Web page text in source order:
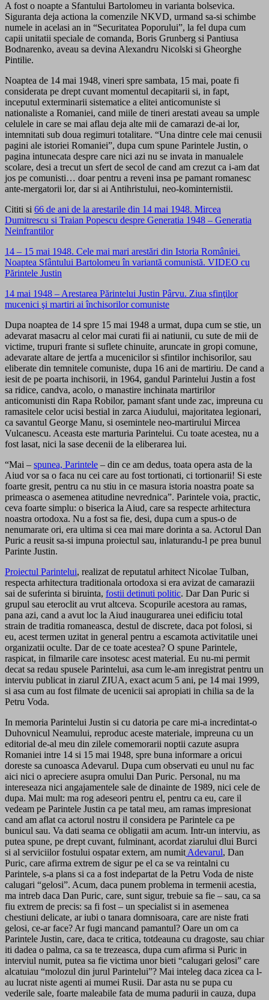
A fost o noapte a Sfantului Bartolomeu in varianta bolsevica.
Siguranta deja actiona la comenzile NKVD, urmand sa-si schimbe
numele in acelasi an in “Securitatea Poporului”, la fel dupa cum
capii unitatii speciale de comanda, Boris Grunberg si Pantiusa
Bodnarenko, aveau sa devina Alexandru Nicolski si Gheorghe
Pintilie.
Noaptea de 14 mai 1948, vineri spre sambata, 15 mai, poate fi
considerata pe drept cuvant momentul decapitarii si, in fapt,
inceputul exterminarii sistematice a elitei anticomuniste si
nationaliste a Romaniei, cand miile de tineri arestati aveau sa umple
celulele in care se mai aflau deja alte mii de camarazi de-ai lor,
intemnitati sub doua regimuri totalitare. “Una dintre cele mai cenusii
pagini ale istoriei Romaniei”, dupa cum spune Parintele Justin, o
pagina intunecata despre care nici azi nu se invata in manualele
scolare, desi a trecut un sfert de secol de cand am crezut ca i-am dat
jos pe comunisti… doar pentru a reveni insa pe pamant romanesc
ante-mergatorii lor, dar si ai Antihristului, neo-kominternistii.
Cititi si 66 de ani de la arestarile din 14 mai 1948. Mircea
Dumitrescu si Traian Popescu despre Generatia 1948 – Generatia
Neinfrantilor
14 – 15 mai 1948. Cele mai mari arestări din Istoria României.
Noaptea Sfântului Bartolomeu în variantă comunistă. VIDEO cu
Părintele Justin
14 mai 1948 – Arestarea Părintelui Justin Pârvu. Ziua sfinţilor
mucenici şi martiri ai închisorilor comuniste
Dupa noaptea de 14 spre 15 mai 1948 a urmat, dupa cum se stie, un
adevarat masacru al celor mai curati fii ai natiunii, cu sute de mii de
victime, trupuri frante si suflete chinuite, aruncate in gropi comune,
adevarate altare de jertfa a mucenicilor si sfintilor inchisorilor, sau
eliberate din temnitele comuniste, dupa 16 ani de martiriu. De cand a
iesit de pe poarta inchisorii, in 1964, gandul Parintelui Justin a fost
sa ridice, candva, acolo, o manastire inchinata martirilor
anticomunisti din Rapa Robilor, pamant sfant unde zac, impreuna cu
ramasitele celor ucisi bestial in zarca Aiudului, majoritatea legionari,
ca savantul George Manu, si osemintele neo-martirului Mircea
Vulcanescu. Aceasta este marturia Parintelui. Cu toate acestea, nu a
fost lasat, nici la sase decenii de la eliberarea lui.
“Mai – spunea, Parintele – din ce am dedus, toata opera asta de la
Aiud vor sa o faca nu cei care au fost tortionati, ci tortionarii! Si este
foarte gresit, pentru ca nu stiu in ce masura istoria noastra poate sa
primeasca o asemenea atitudine nevrednica”. Parintele voia, practic,
ceva foarte simplu: o biserica la Aiud, care sa respecte arhitectura
noastra ortodoxa. Nu a fost sa fie, desi, dupa cum a spus-o de
nenumarate ori, era ultima si cea mai mare dorinta a sa. Actorul Dan
Puric a reusit sa-si impuna proiectul sau, inlaturandu-l pe prea bunul
Parinte Justin.
Proiectul Parintelui, realizat de reputatul arhitect Nicolae Tulban,
respecta arhitectura traditionala ortodoxa si era avizat de camarazii
sai de suferinta si biruinta, fostii detinuti politic. Dar Dan Puric si
grupul sau eteroclit au vrut altceva. Scopurile acestora au ramas,
pana azi, cand a avut loc la Aiud inaugurarea unei edificiu total
strain de traditia romaneasca, destul de discrete, daca pot folosi, si
eu, acest termen uzitat in general pentru a escamota activitatile unei
organizatii oculte. Dar de ce toate acestea? O spune Parintele,
raspicat, in filmarile care insotesc acest material. Eu nu-mi permit
decat sa redau spusele Parintelui, asa cum le-am inregistrat pentru un
interviu publicat in ziarul ZIUA, exact acum 5 ani, pe 14 mai 1999,
si asa cum au fost filmate de ucenicii sai apropiati in chilia sa de la
Petru Voda.
In memoria Parintelui Justin si cu datoria pe care mi-a incredintat-o
Duhovnicul Neamului, reproduc aceste materiale, impreuna cu un
editorial de-al meu din zilele comemorarii noptii cazute asupra
Romaniei intre 14 si 15 mai 1948, spre buna informare a oricui
doreste sa cunoasca Adevarul. Dupa cum observati eu unul nu fac
aici nici o apreciere asupra omului Dan Puric. Personal, nu ma
intereseaza nici angajamentele sale de dinainte de 1989, nici cele de
dupa. Mai mult: ma rog adeseori pentru el, pentru ca eu, care il
vedeam pe Parintele Justin ca pe tatal meu, am ramas impresionat
cand am aflat ca actorul nostru il considera pe Parintele ca pe
bunicul sau. Va dati seama ce obligatii am acum. Intr-un interviu, as
putea spune, pe drept cuvant, fulminant, acordat ziarului dlui Burci
si al serviciilor fostului ospatar extern, am numit Adevarul, Dan
Puric, care afirma extrem de sigur pe el ca se va reintalni cu
Parintele, s-a plans si ca a fost indepartat de la Petru Voda de niste
calugari “gelosi”. Acum, daca punem problema in termenii acestia,
ma intreb daca Dan Puric, care, sunt sigur, trebuie sa fie – sau, ca sa
fiu extrem de precis: sa fi fost – un specialist si in asemenea
chestiuni delicate, ar iubi o tanara domnisoara, care are niste frati
gelosi, ce-ar face? Ar fugi mancand pamantul? Oare un om ca
Parintele Justin, care, daca te critica, totdeauna cu dragoste, sau chiar
iti dadea o palma, ca sa te trezeasca, dupa cum afirma si Puric in
interviul numit, putea sa fie victima unor bieti “calugari gelosi” care
alcatuiau “molozul din jurul Parintelui”? Mai inteleg daca zicea ca l-
au lucrat niste agenti ai mumei Rusii. Dar asta nu se pupa cu
vederile sale, foarte maleabile fata de muma padurii in cauza, dupa